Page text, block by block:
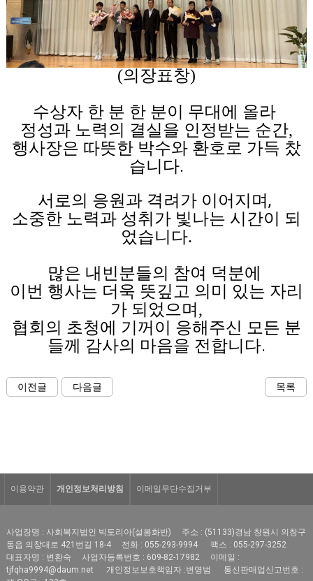
(의장표창)
수상자 한 분 한 분이 무대에 올라
정성과 노력의 결실을 인정받는 순간,
행사장은 따뜻한 박수와 환호로 가득 찼
습니다.
서로의 응원과 격려가 이어지며,
소중한 노력과 성취가 빛나는 시간이 되
었습니다.
많은 내빈분들의 참여 덕분에
이번 행사는 더욱 뜻깊고 의미 있는 자리
가 되었으며,
협회의 초청에 기꺼이 응해주신 모든 분
들께 감사의 마음을 전합니다.
이전글 다음글 목록
이용약관 개인정보처리방침 이메일무단수집거부
사업장명 : 사회복지법인 빅토리아(설봄화반)
주소 : (51133)경남 창원시 의창구
동읍 의창대로 421번길 18-4
전화 : 055-293-9994
팩스 : 055-297-3252
대표자명 : 변환숙
사업자등록번호 : 609-82-17982
이메일 :
tjfqha9994@daum.net
개인정보보호책임자 :변영범
통신판매업신고번호 :